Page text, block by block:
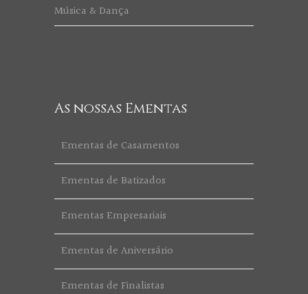
Música & Dança
As nossas Ementas
Ementas de Casamentos
Ementas de Batizados
Ementas Empresariais
Ementas de Aniversário
Ementas de Finalistas